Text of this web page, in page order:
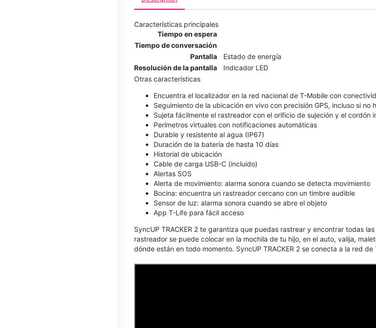
Características principales
Tiempo en espera
Tiempo de conversación
Pantalla
Estado de energía
Resolución de la pantalla
Indicador LED
Otras características
Encuentra el localizador en la red nacional de T-Mobile con
Seguimiento de la ubicación en vivo con precisión GPS, incluso si no
Sujeta fácilmente el rastreador con el orificio de sujeción y el cordón
Perímetros virtuales con notificaciones automáticas
Durable y resistente al agua (IP67)
Duración de la batería de hasta 10 días
Historial de ubicación
Cable de carga USB-C (incluido)
Alertas SOS
Alerta de movimiento: alarma sonora cuando se detecta movimiento
Bocina: encuentra un rastreador cercano con un timbre audible
Sensor de luz: alarma sonora cuando se abre el objeto
App T-Life para fácil acceso
SyncUP TRACKER 2 te garantiza que puedas rastrear y encontrar todas
rastreador se puede colocar en la mochila de tu hijo, en el auto, valija,
dónde están en todo momento. SyncUP TRACKER 2 se conecta a la red